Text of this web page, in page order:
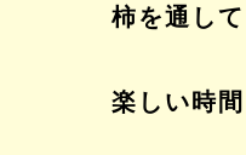
柿を通して
楽しい時